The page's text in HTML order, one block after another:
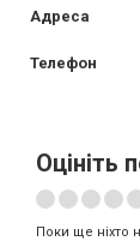
Адреса
Телефон
Оцініть
Поки ще ніхто